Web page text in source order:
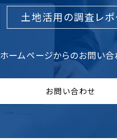
土地活用の調査レポ
ホームページからのお問い
お問い合わせ